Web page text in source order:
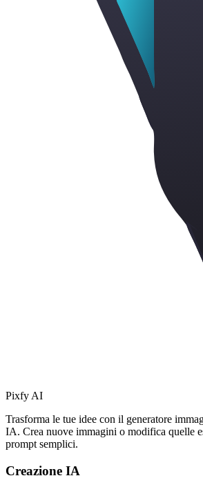
Pixfy AI
Trasforma le tue idee con il generatore
IA. Crea nuove immagini o modifica quelle
prompt semplici.
Creazione IA